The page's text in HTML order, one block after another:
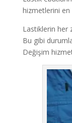
hizmetlerini en
Lastiklerin her
Bu gibi
Değişim